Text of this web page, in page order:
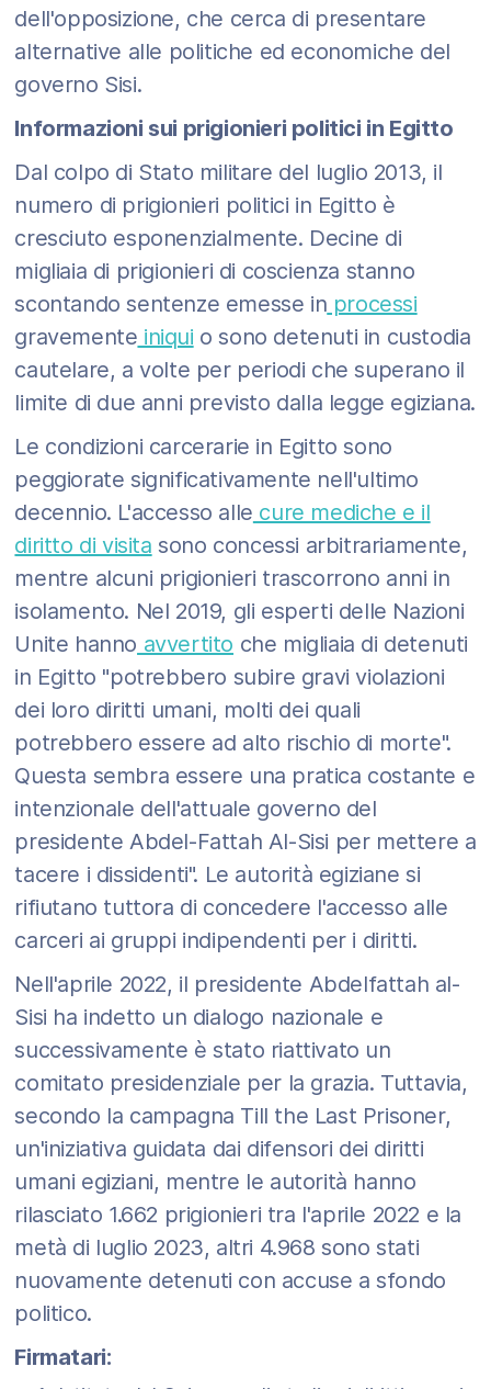
dell'opposizione, che cerca di presentare
alternative alle politiche ed economiche del
governo Sisi.
Informazioni sui prigionieri politici in Egitto
Dal colpo di Stato militare del luglio 2013, il
numero di prigionieri politici in Egitto è
cresciuto esponenzialmente. Decine di
migliaia di prigionieri di coscienza stanno
scontando sentenze emesse in processi
gravemente iniqui o sono detenuti in custodia
cautelare, a volte per periodi che superano il
limite di due anni previsto dalla legge egiziana.
Le condizioni carcerarie in Egitto sono
peggiorate significativamente nell'ultimo
decennio. L'accesso alle cure mediche e il
diritto di visita sono concessi arbitrariamente,
mentre alcuni prigionieri trascorrono anni in
isolamento. Nel 2019, gli esperti delle Nazioni
Unite hanno avvertito che migliaia di detenuti
in Egitto "potrebbero subire gravi violazioni
dei loro diritti umani, molti dei quali
potrebbero essere ad alto rischio di morte".
Questa sembra essere una pratica costante e
intenzionale dell'attuale governo del
presidente Abdel-Fattah Al-Sisi per mettere a
tacere i dissidenti". Le autorità egiziane si
rifiutano tuttora di concedere l'accesso alle
carceri ai gruppi indipendenti per i diritti.
Nell'aprile 2022, il presidente Abdelfattah al-
Sisi ha indetto un dialogo nazionale e
successivamente è stato riattivato un
comitato presidenziale per la grazia. Tuttavia,
secondo la campagna Till the Last Prisoner,
un'iniziativa guidata dai difensori dei diritti
umani egiziani, mentre le autorità hanno
rilasciato 1.662 prigionieri tra l'aprile 2022 e la
metà di luglio 2023, altri 4.968 sono stati
nuovamente detenuti con accuse a sfondo
politico.
Firmatari: